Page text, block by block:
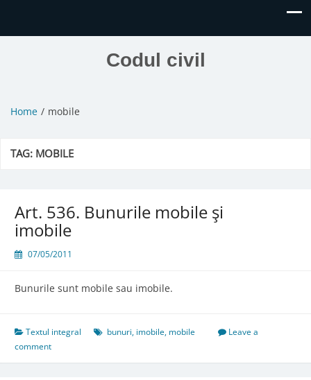
Codul civil
Home mobile
TAG: MOBILE
Art. 536. Bunurile mobile şi
imobile
07/05/2011
Bunurile sunt mobile sau imobile.
Textul integral bunuri, imobile, mobile
Leave a
comment